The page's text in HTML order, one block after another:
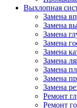
Выхлопная
Замена
Замена
Замена
Замена
Замена
Замена
Замена
Замена
Замена
Ремонт
Ремонт